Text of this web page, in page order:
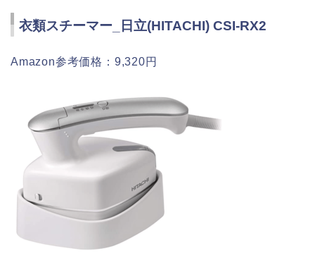
衣類スチーマー_日立(HITACHI) CSI-RX2
Amazon参考価格：9,320円